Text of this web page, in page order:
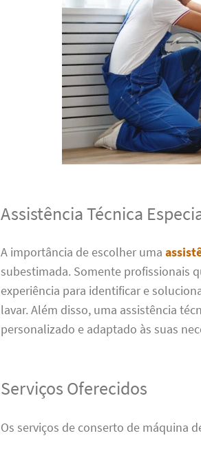
Assistência Técnica
A importância de escolher uma
subestimada. Somente profissionais
experiência para identificar e
lavar. Além disso, uma assistência
personalizado e adaptado às suas
Serviços Oferecidos
Os serviços de conserto de máquina